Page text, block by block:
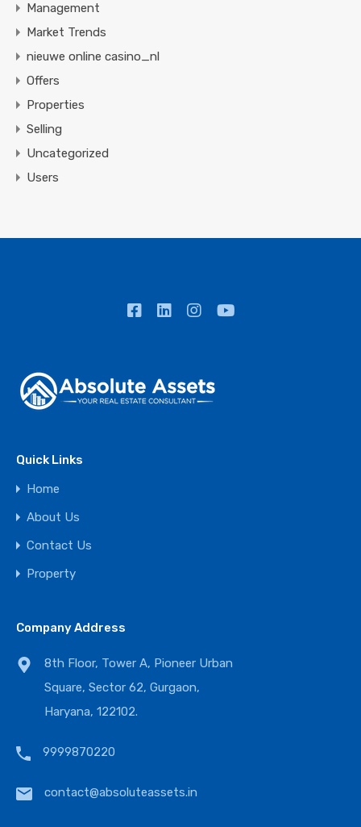
Management
Market Trends
nieuwe online casino_nl
Offers
Properties
Selling
Uncategorized
Users
Quick Links
Home
About Us
Contact Us
Property
Company Address
8th Floor, Tower A, Pioneer Urban
Square, Sector 62, Gurgaon,
Haryana, 122102.
9999870220
contact@absoluteassets.in